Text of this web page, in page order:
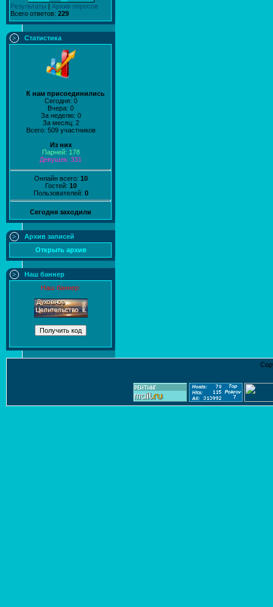
Результаты | Архив опросов
Всего ответов: 229
Статистика
К нам присоединились
Сегодня: 0
Вчера: 0
За неделю: 0
За месяц: 2
Всего: 509 участников
Из них
Парней: 178
Девушек: 331
Онлайн всего: 10
Гостей: 10
Пользователей: 0
Сегодня заходили
Архив записей
Открыть архив
Наш баннер
Наш баннер: